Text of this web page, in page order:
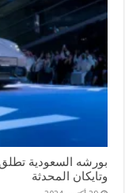
بورشه السعودية تطلق
وتايكان المحدثة